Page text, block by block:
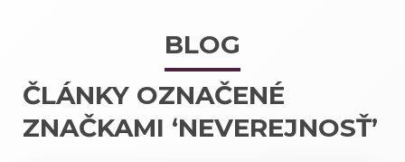
BLOG
ČLÁNKY OZNAČENÉ
ZNAČKAMI ‘NEVEREJNOSŤ’